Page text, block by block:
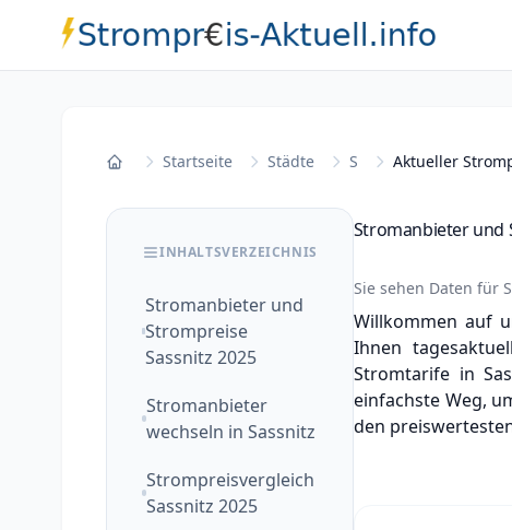
StartseiteStartseite Städte S Aktueller
INHALTSVERZEICHNIS
Stromanbieter und
Strompreise
Sassnitz 2025
Stromanbieter
wechseln in Sassnitz
Strompreisvergleich
Sassnitz 2025
Stromanbieter und
Sie sehen Daten für
Willkommen auf
Ihnen
Stromtarife in
einfachste Weg,
den